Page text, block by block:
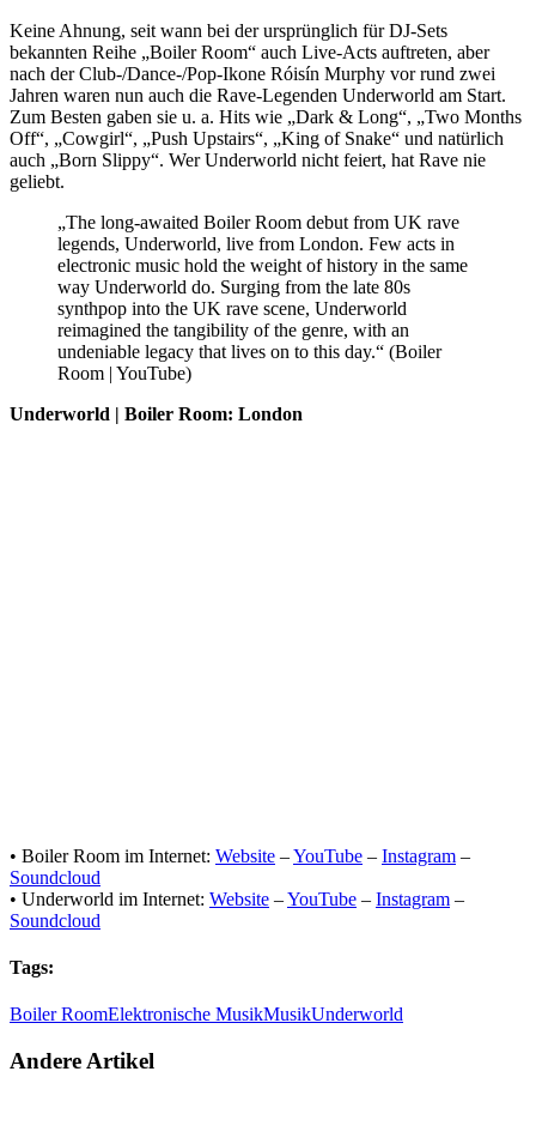
Keine Ahnung, seit wann bei der ursprünglich für DJ-Sets
bekannten Reihe „Boiler Room“ auch Live-Acts auftreten, aber
nach der Club-/Dance-/Pop-Ikone Róisín Murphy vor rund zwei
Jahren waren nun auch die Rave-Legenden Underworld am Start.
Zum Besten gaben sie u. a. Hits wie „Dark & Long“, „Two Months
Off“, „Cowgirl“, „Push Upstairs“, „King of Snake“ und natürlich
auch „Born Slippy“. Wer Underworld nicht feiert, hat Rave nie
geliebt.
„The long-awaited Boiler Room debut from UK rave
legends, Underworld, live from London. Few acts in
electronic music hold the weight of history in the same
way Underworld do. Surging from the late 80s
synthpop into the UK rave scene, Underworld
reimagined the tangibility of the genre, with an
undeniable legacy that lives on to this day.“ (Boiler
Room | YouTube)
Underworld | Boiler Room: London
• Boiler Room im Internet: Website –YouTube – Instagram –
Soundcloud
• Underworld im Internet: Website –YouTube – Instagram –
Soundcloud
Tags:
Boiler RoomElektronische MusikMusikUnderworld
Andere Artikel